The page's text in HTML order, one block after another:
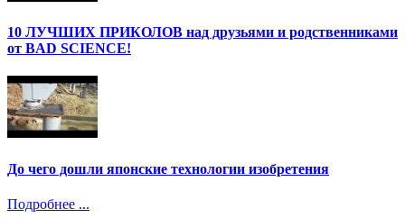
10 ЛУЧШИХ ПРИКОЛОВ над друзьями и родственниками
от BAD SCIENCE!
До чего дошли японские технологии изобретения
Подробнее ...